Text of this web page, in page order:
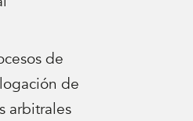
de
de
arbitrales